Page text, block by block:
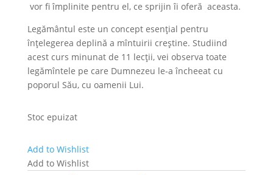
vor fi împlinite pentru el, ce sprijin îi oferă aceasta.
Legământul este un concept esențial pentru
înțelegerea deplină a mîntuirii creștine. Studiind
acest curs minunat de 11 lecții, vei observa toate
legămîntele pe care Dumnezeu le-a încheeat cu
poporul Său, cu oamenii Lui.
Stoc epuizat
Add to Wishlist
Add to Wishlist